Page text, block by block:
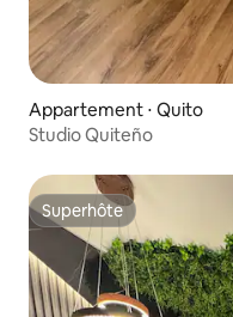
Appartement ⋅ Quito
Studio Quiteño
Superhôte
Superhôte